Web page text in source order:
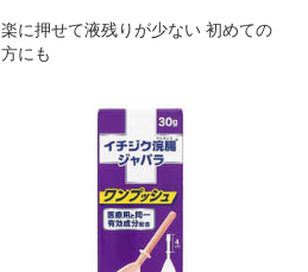
楽に押せて液残りが少ない 初めての
方にも